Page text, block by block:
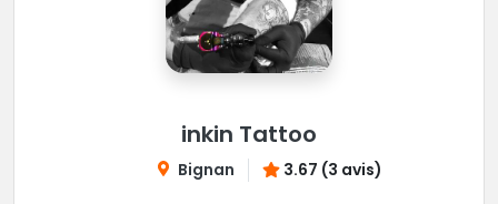
inkin Tattoo
Bignan 3.67 (3 avis)